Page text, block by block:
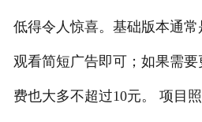
低得令人惊喜。基础版本通
观看简短广告即可；如果需
费也大多不超过10元。 项目